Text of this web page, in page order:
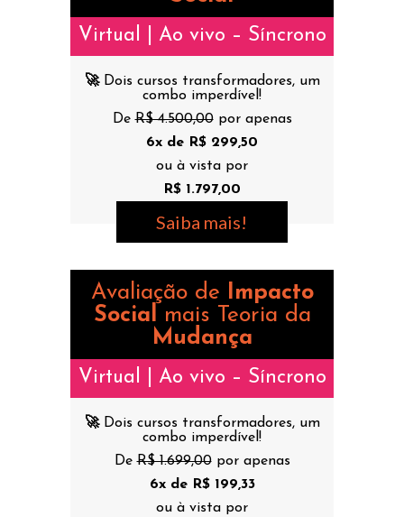
Virtual | Ao vivo – Síncrono
🚀 Dois cursos transformadores, um
combo imperdível!
De R$ 4.500,00por apenas
6x de R$ 299,50
ou à vista por
R$ 1.797,00
Saiba mais!
Avaliação de Impacto
Social mais Teoria da
Mudança
Virtual | Ao vivo – Síncrono
🚀 Dois cursos transformadores, um
combo imperdível!
De R$ 1.699,00por apenas
6x de R$ 199,33
ou à vista por